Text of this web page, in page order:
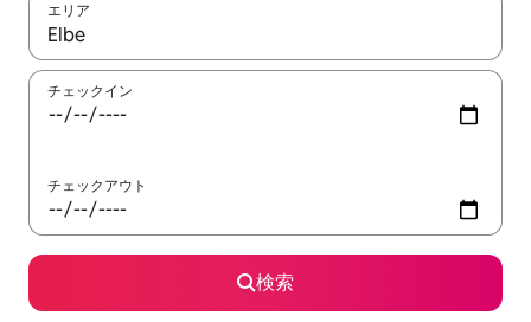
エリア
検索結果が表示されたら、上下の矢印キーを使って移動するか
チェックイン
チェックアウト
検索